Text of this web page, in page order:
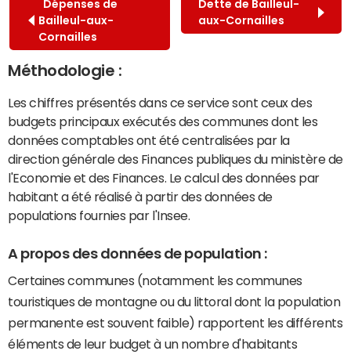
Dépenses de
Bailleul-aux-
Cornailles
Dette de Bailleul-
aux-Cornailles
Méthodologie :
Les chiffres présentés dans ce service sont ceux des
budgets principaux exécutés des communes dont les
données comptables ont été centralisées par la
direction générale des Finances publiques du ministère de
l'Economie et des Finances. Le calcul des données par
habitant a été réalisé à partir des données de
populations fournies par l'Insee.
A propos des données de population :
Certaines communes (notamment les communes
touristiques de montagne ou du littoral dont la population
permanente est souvent faible) rapportent les différents
éléments de leur budget à un nombre d'habitants